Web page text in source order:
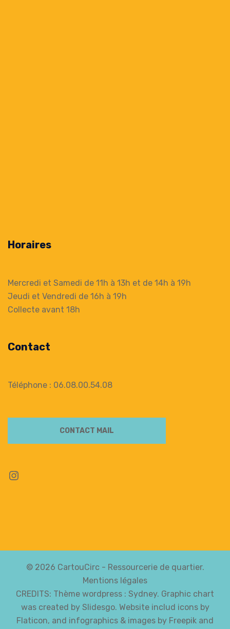
Horaires
Mercredi et Samedi de 11h à 13h et de 14h à 19h
Jeudi et Vendredi de 16h à 19h
Collecte avant 18h
Contact
Téléphone : 06.08.00.54.08
CONTACT MAIL
Instagram
© 2026 CartouCirc - Ressourcerie de quartier.
Mentions légales
CREDITS: Thème wordpress : Sydney. Graphic chart
was created by Slidesgo. Website includ icons by
Flaticon, and infographics & images by Freepik and